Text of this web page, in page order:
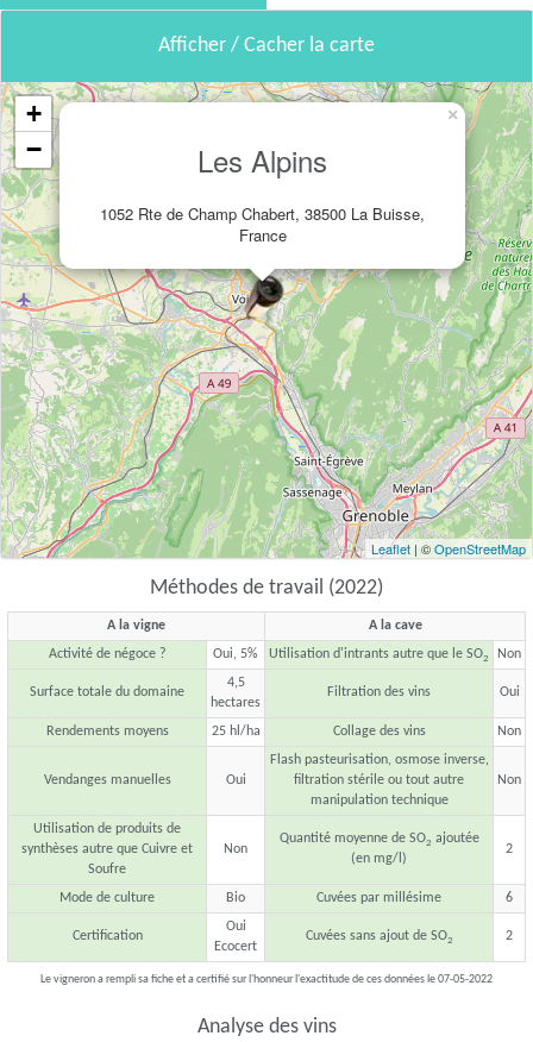
Afficher / Cacher la carte
Les Alpins
1052 Rte de Champ Chabert, 38500 La Buisse,
France
×
+
−
Leaflet | ©OpenStreetMap
Méthodes de travail (2022)
A la vigne
A la cave
Activité de négoce ?
Oui, 5% Utilisation d'intrants autre que le SO2 Non
Surface totale du domaine
4,5
hectares
Filtration des vins Oui
Rendements moyens 25 hl/ha Collage des vins Non
Vendanges manuelles Oui
Flash pasteurisation, osmose inverse,
filtration stérile ou tout autre
manipulation technique
Non
Utilisation de produits de
synthèses autre que Cuivre et
Soufre
Non
Quantité moyenne de SO2 ajoutée
(en mg/l)
2
Mode de culture Bio Cuvées par millésime 6
Certification
Oui
Ecocert
Cuvées sans ajout de SO2 2
Le vigneron a rempli sa fiche et a certifié sur l'honneur l'exactitude de ces données le 07-05-2022
Analyse des vins